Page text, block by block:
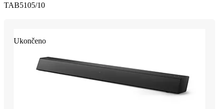
TAB5105/10
Ukončeno